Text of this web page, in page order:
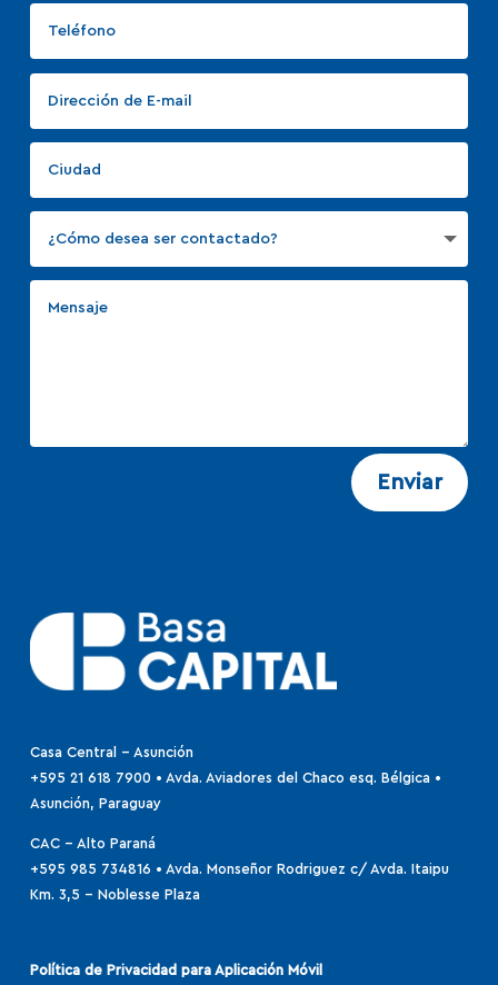
Enviar
Casa Central - Asunción
+595 21 618 7900 • Avda. Aviadores del Chaco esq. Bélgica •
Asunción, Paraguay
CAC - Alto Paraná
+595 985 734816 • Avda. Monseñor Rodriguez c/ Avda. Itaipu
Km. 3,5 – Noblesse Plaza
Política de Privacidad para Aplicación Móvil